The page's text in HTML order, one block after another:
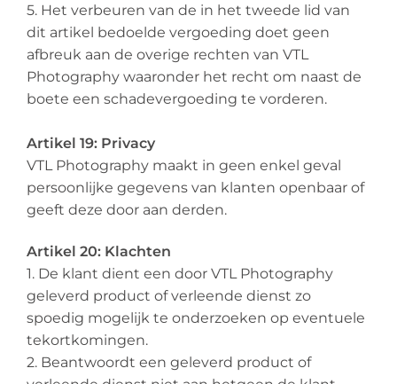
5. Het verbeuren van de in het tweede lid van
dit artikel bedoelde vergoeding doet geen
afbreuk aan de overige rechten van VTL
Photography waaronder het recht om naast de
boete een schadevergoeding te vorderen.
Artikel 19: Privacy
VTL Photography maakt in geen enkel geval
persoonlijke gegevens van klanten openbaar of
geeft deze door aan derden.
Artikel 20: Klachten
1. De klant dient een door VTL Photography
geleverd product of verleende dienst zo
spoedig mogelijk te onderzoeken op eventuele
tekortkomingen.
2. Beantwoordt een geleverd product of